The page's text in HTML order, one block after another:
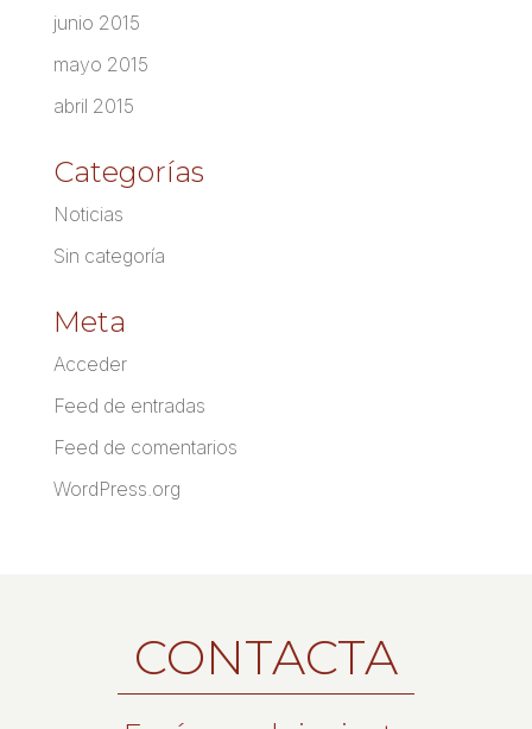
junio 2015
mayo 2015
abril 2015
Categorías
Noticias
Sin categoría
Meta
Acceder
Feed de entradas
Feed de comentarios
WordPress.org
CONTACTA